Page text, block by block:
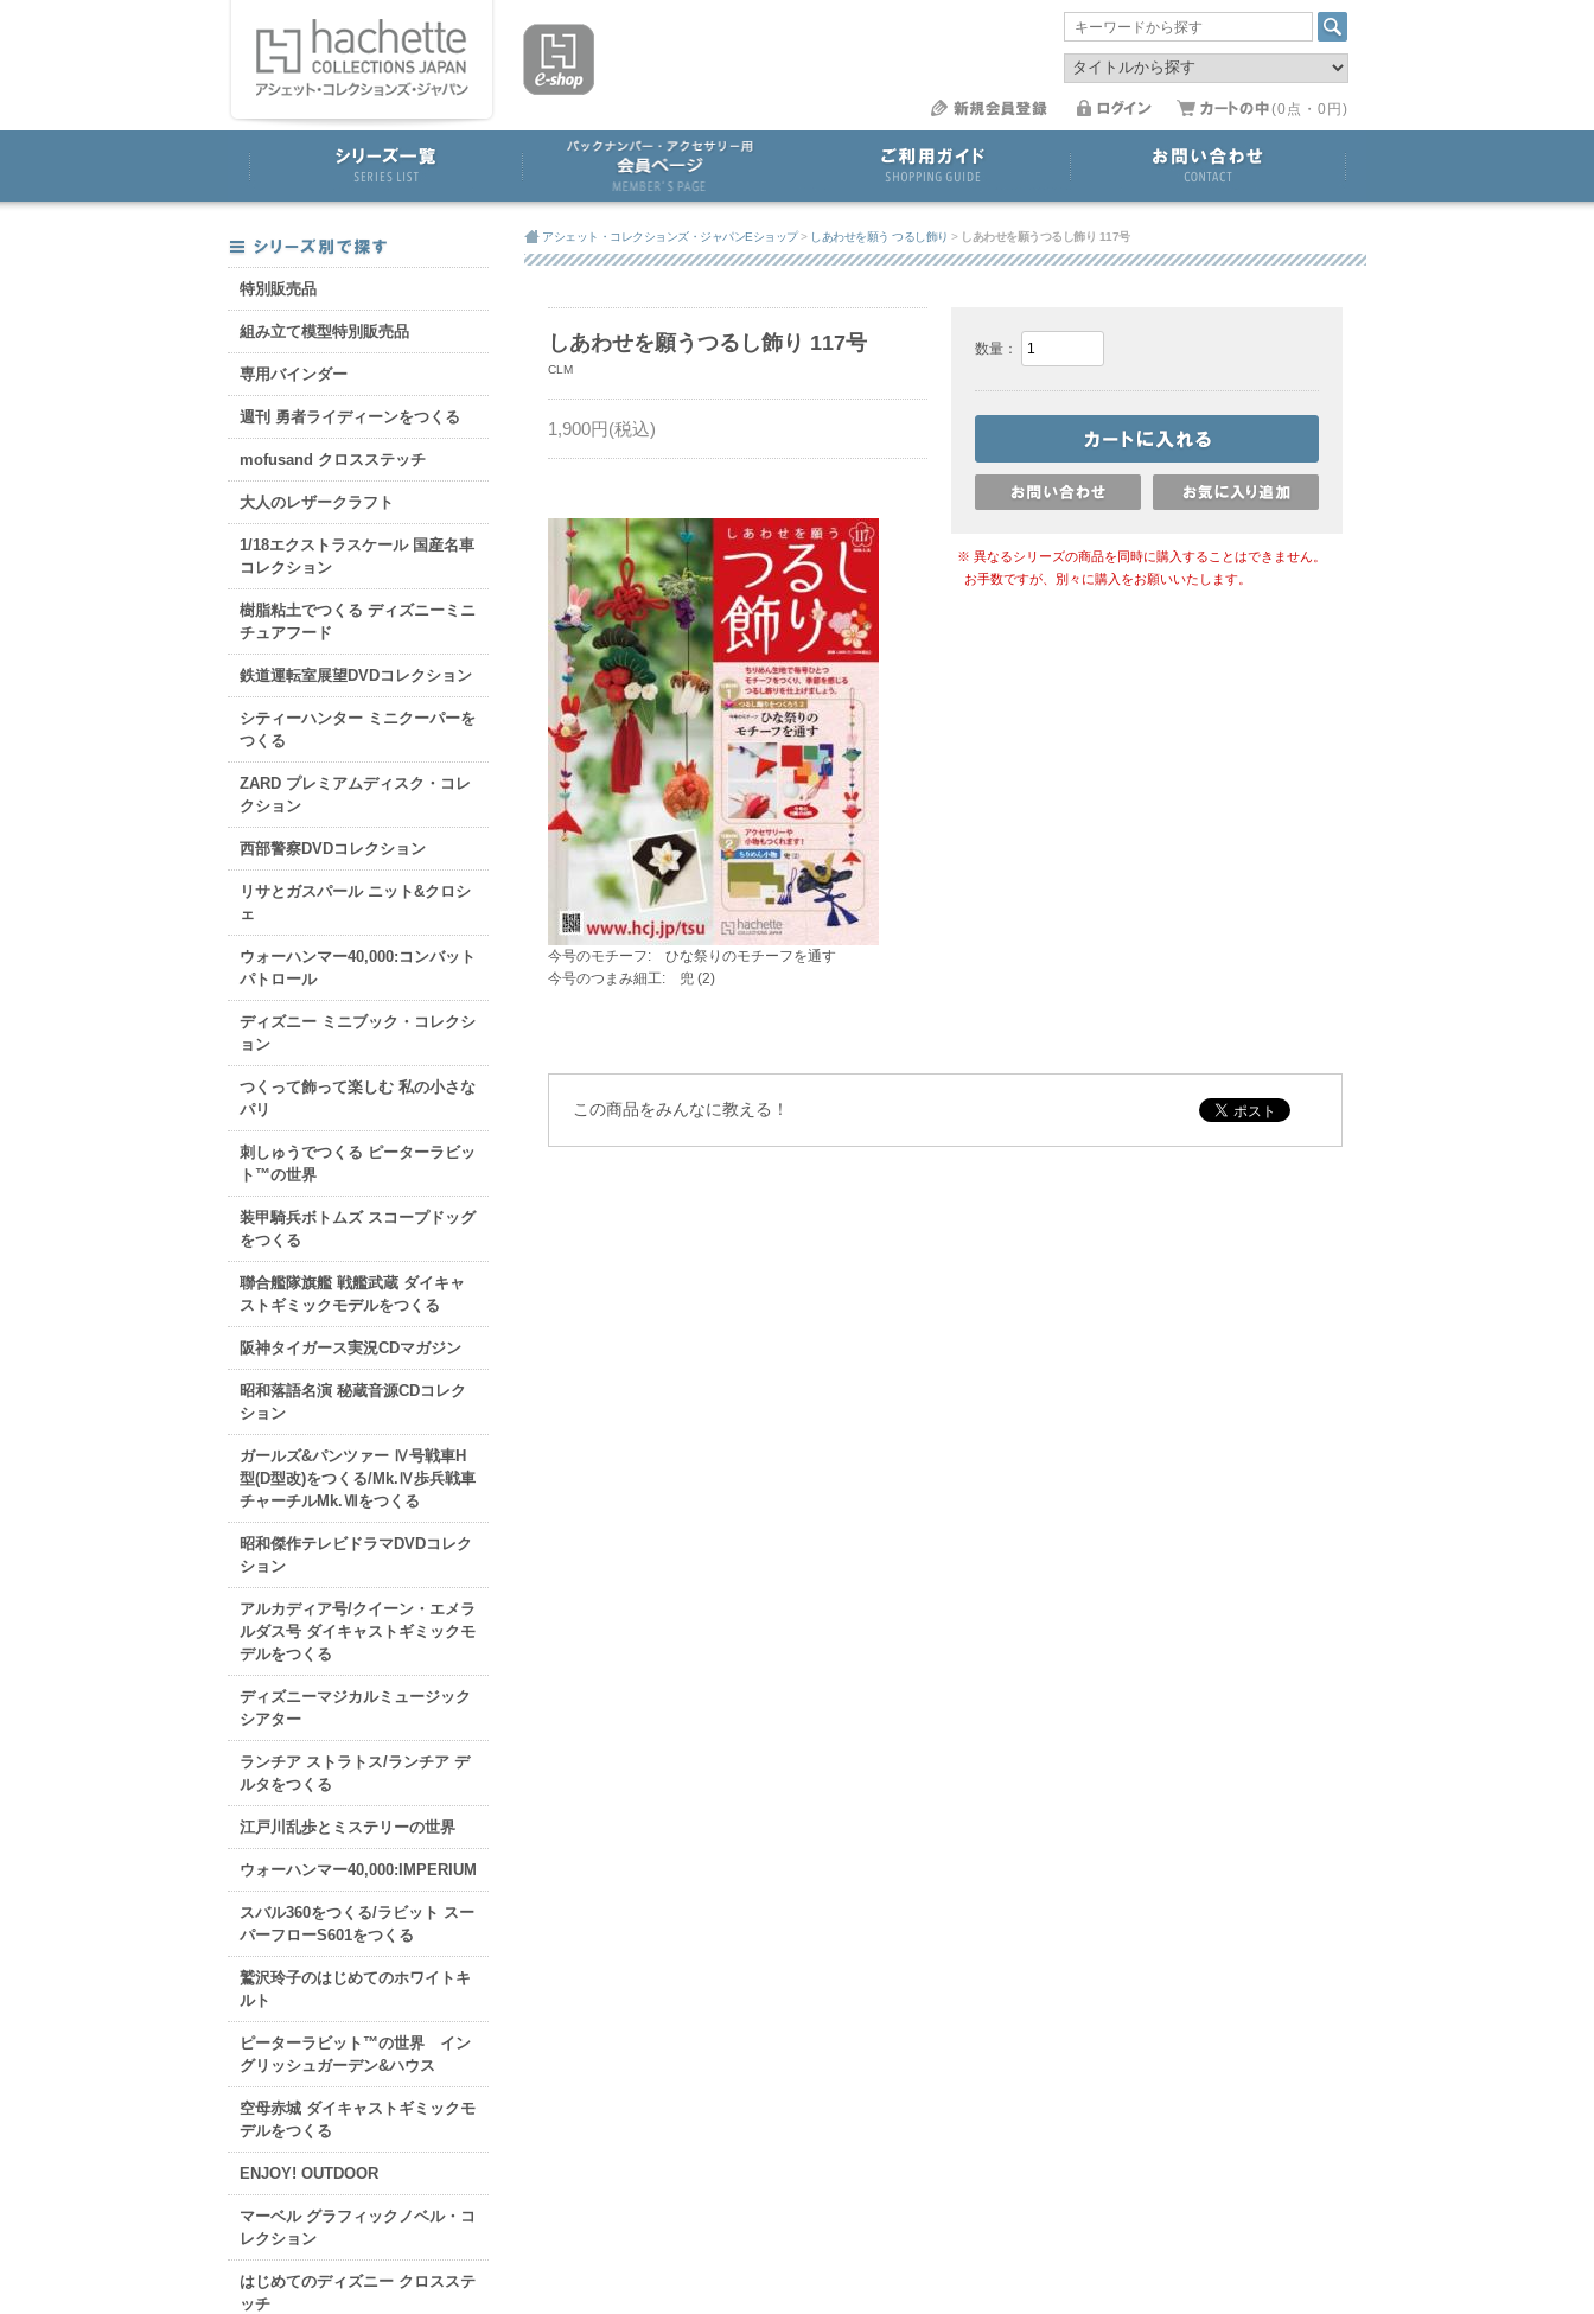
(0点・0円)
特別販売品
組み立て模型特別販売品
専用バインダー
週刊 勇者ライディーンをつくる
mofusand クロスステッチ
大人のレザークラフト
1/18エクストラスケール 国産名車
コレクション
樹脂粘土でつくる ディズニーミニ
チュアフード
鉄道運転室展望DVDコレクション
シティーハンター ミニクーパーを
つくる
ZARD プレミアムディスク・コレ
クション
西部警察DVDコレクション
リサとガスパール ニット&クロシ
ェ
ウォーハンマー40,000:コンバット
パトロール
ディズニー ミニブック・コレクシ
ョン
つくって飾って楽しむ 私の小さな
パリ
刺しゅうでつくる ピーターラビッ
ト™の世界
装甲騎兵ボトムズ スコープドッグ
をつくる
聯合艦隊旗艦 戦艦武蔵 ダイキャ
ストギミックモデルをつくる
阪神タイガース実況CDマガジン
昭和落語名演 秘蔵音源CDコレク
ション
ガールズ&パンツァー Ⅳ号戦車H
型(D型改)をつくる/Mk.Ⅳ歩兵戦車
チャーチルMk.Ⅶをつくる
昭和傑作テレビドラマDVDコレク
ション
アルカディア号/クイーン・エメラ
ルダス号 ダイキャストギミックモ
デルをつくる
ディズニーマジカルミュージック
シアター
ランチア ストラトス/ランチア デ
ルタをつくる
江戸川乱歩とミステリーの世界
ウォーハンマー40,000:IMPERIUM
スバル360をつくる/ラビット スー
パーフローS601をつくる
鷲沢玲子のはじめてのホワイトキ
ルト
ピーターラビット™の世界 イン
グリッシュガーデン&ハウス
空母赤城 ダイキャストギミックモ
デルをつくる
ENJOY! OUTDOOR
マーベル グラフィックノベル・コ
レクション
はじめてのディズニー クロスステ
ッチ
アシェット・コレクションズ・ジャパンEショップ> しあわせを願う つるし飾り > しあわせを願うつるし飾り 117号
しあわせを願うつるし飾り 117号
CLM
1,900円(税込)
今号のモチーフ: ひな祭りのモチーフを通す
今号のつまみ細工: 兜 (2)
数量：
※ 異なるシリーズの商品を同時に購入することはできません。
お手数ですが、別々に購入をお願いいたします。
この商品をみんなに教える！